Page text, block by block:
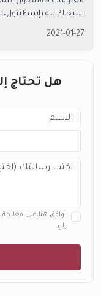
سنجاك تبه بإسطنبول،
2021-01-27
هل تحتاج
أوافق هنا على
إلي.